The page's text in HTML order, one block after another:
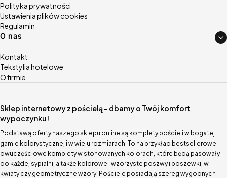
Polityka prywatności
Ustawienia plików cookies
Regulamin
O nas
Kontakt
Tekstylia hotelowe
O firmie
Sklep internetowy z pościelą – dbamy o Twój komfort
wypoczynku!
Podstawą oferty naszego sklepu online są komplety pościeli w bogatej
gamie kolorystycznej i w wielu rozmiarach. To na przykład bestsellerowe
dwuczęściowe komplety w stonowanych kolorach, które będą pasowały
do każdej sypialni, a także kolorowe i wzorzyste poszwy i poszewki, w
kwiaty czy geometryczne wzory. Pościele posiadają szereg wygodnych